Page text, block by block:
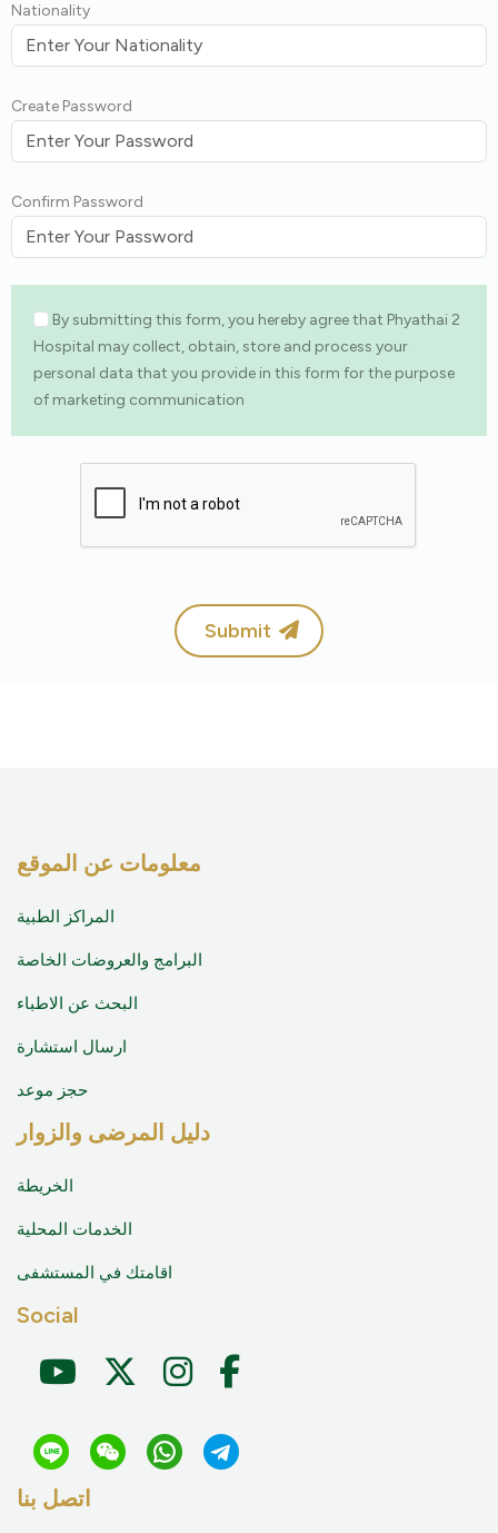
Nationality
Create Password
Confirm Password
By submitting this form, you hereby agree that Phyathai 2
Hospital may collect, obtain, store and process your
personal data that you provide in this form for the purpose
of marketing communication
Submit
معلومات عن الموقع
المراكز الطبية
البرامج والعروضات الخاصة
البحث عن الاطباء
ارسال استشارة
حجز موعد
دليل المرضى والزوار
الخريطة
الخدمات المحلية
اقامتك في المستشفى
Social
اتصل بنا